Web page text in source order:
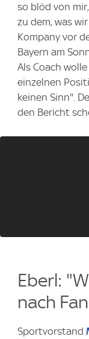
so blöd von
zu dem, was
Kompany vor
Bayern am
Als Coach
einzelnen
keinen Sinn".
den Bericht
Eberl:
nach
Sportvorstand